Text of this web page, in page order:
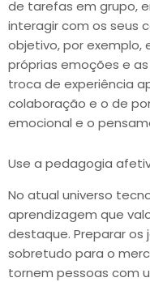
de tarefas em grupo,
interagir com os seus
objetivo, por exemplo,
próprias emoções e
troca de experiência
colaboração e o de
emocional e o
Use a pedagogia
No atual universo
aprendizagem que
destaque. Preparar os
sobretudo para o
tornem pessoas com